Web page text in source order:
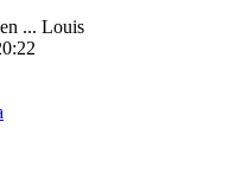
... Louis